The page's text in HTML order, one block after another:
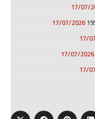
17/07/
17/07/2026
17/
17/07/2026
17/